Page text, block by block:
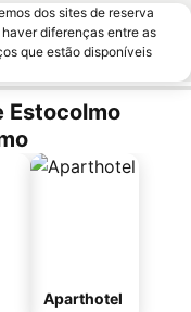
dos sites de reserva
diferenças entre as
que estão disponíveis
Estocolmo
Aparthotel